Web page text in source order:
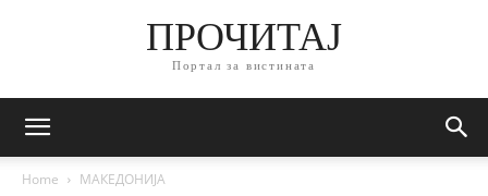
ПРОЧИТАЈ
Портал за вистината
Home МАКЕДОНИЈА